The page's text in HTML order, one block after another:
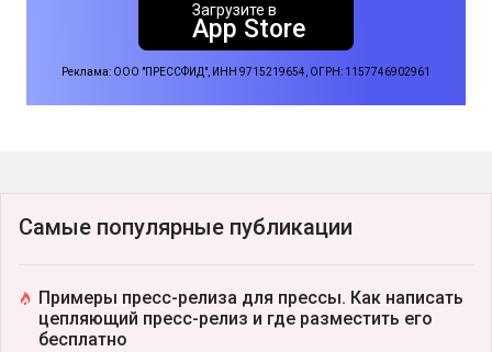
Загрузите в
App Store
Реклама: ООО "ПРЕССФИД", ИНН 9715219654, ОГРН: 1157746902961
Самые популярные публикации
Примеры пресс-релиза для прессы. Как написать
цепляющий пресс-релиз и где разместить его
бесплатно